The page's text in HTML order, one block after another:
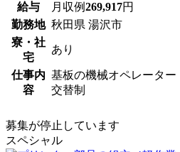
給与 月収例269,917円
勤務地 秋田県 湯沢市
寮・社
宅
あり
仕事内
容
基板の機械オペレータ
交替制
募集が停止しています
スペシャル